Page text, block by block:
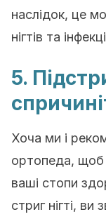
наслідок, це
нігтів та
5.
Хоча ми і
ортопеда, щоб
ваші стопи
стриг нігті,